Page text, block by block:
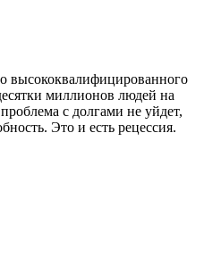
высококвалифицированного
миллионов людей на
с долгами не уйдет,
Это и есть рецессия.